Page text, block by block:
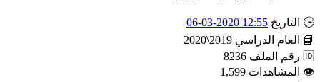
🕒 التاريخ 12:55 2020-03-06
📘
العام الدراسي 2019\2020
🆔 رقم الملف 8236
👁
المشاهدات 1,599